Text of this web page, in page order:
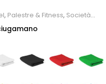
, Palestre & Fitness, Società
,Gadget Sport e Tempo